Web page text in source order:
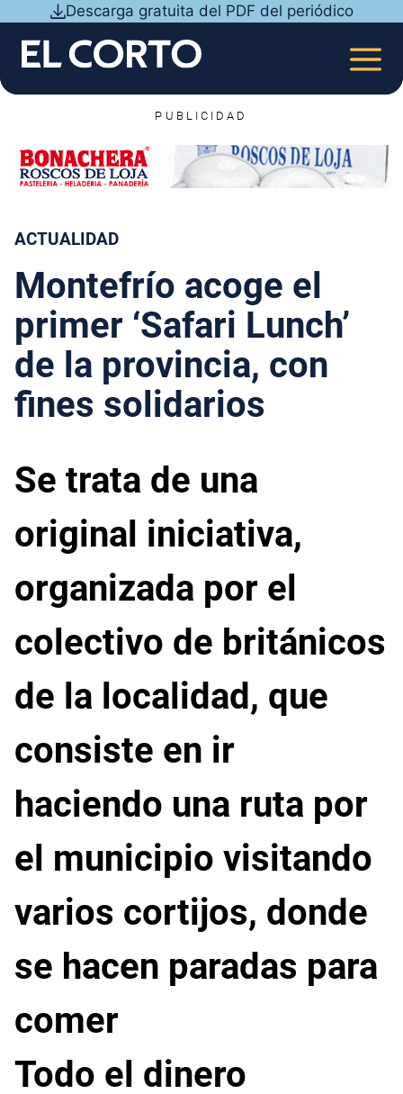
contenido
Descarga gratuita del PDF del periódico
PUBLICIDAD
ACTUALIDAD
Montefrío acoge el
primer ‘Safari Lunch’
de la provincia, con
fines solidarios
Se trata de una
original iniciativa,
organizada por el
colectivo de británicos
de la localidad, que
consiste en ir
haciendo una ruta por
el municipio visitando
varios cortijos, donde
se hacen paradas para
comer
Todo el dinero